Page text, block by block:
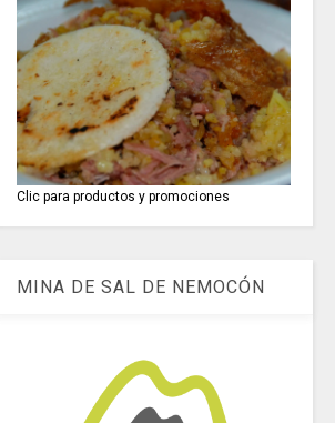
Clic para productos y promociones
MINA DE SAL DE NEMOCÓN